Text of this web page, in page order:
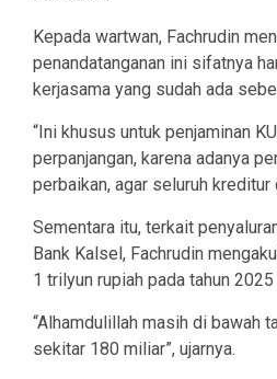
Kepada wartwan, Fachrudin
penandatanganan ini sifatnya
kerjasama yang sudah ada
“Ini khusus untuk penjaminan
perpanjangan, karena adanya
perbaikan, agar seluruh kreditur
Sementara itu, terkait
Bank Kalsel, Fachrudin
1 trilyun rupiah pada tahun 2025
“Alhamdulillah masih di bawah
sekitar 180 miliar”, ujarnya.